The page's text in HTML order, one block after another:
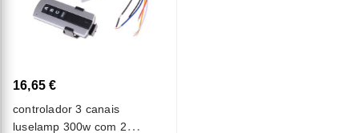
16,65 €
controlador 3 canais
luselamp 300w com 2